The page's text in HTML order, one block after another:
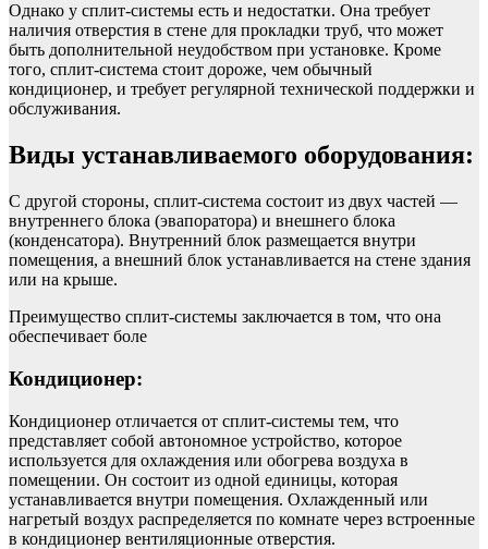
Однако у сплит-системы есть и недостатки. Она требует
наличия отверстия в стене для прокладки труб, что может
быть дополнительной неудобством при установке. Кроме
того, сплит-система стоит дороже, чем обычный
кондиционер, и требует регулярной технической поддержки и
обслуживания.
Виды устанавливаемого оборудования:
С другой стороны, сплит-система состоит из двух частей —
внутреннего блока (эвапоратора) и внешнего блока
(конденсатора). Внутренний блок размещается внутри
помещения, а внешний блок устанавливается на стене здания
или на крыше.
Преимущество сплит-системы заключается в том, что она
обеспечивает боле
Кондиционер:
Кондиционер отличается от сплит-системы тем, что
представляет собой автономное устройство, которое
используется для охлаждения или обогрева воздуха в
помещении. Он состоит из одной единицы, которая
устанавливается внутри помещения. Охлажденный или
нагретый воздух распределяется по комнате через встроенные
в кондиционер вентиляционные отверстия.